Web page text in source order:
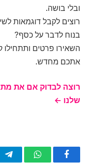
ובלי בושה.
רוצים לקבל דוגמאות
בנוח לדבר על כסף?
השאירו פרטים
אתכם מחדש.
רוצה לבדוק אם את
שלנו ←
Facebook
WhatsApp